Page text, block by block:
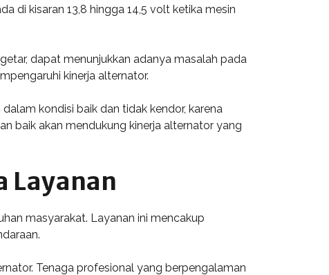
di kisaran 13,8 hingga 14,5 volt ketika mesin
dapat menunjukkan adanya masalah pada
kinerja alternator.
kondisi baik dan tidak kendor, karena
baik akan mendukung kinerja alternator yang
Layanan
masyarakat. Layanan ini mencakup
Tenaga profesional yang berpengalaman